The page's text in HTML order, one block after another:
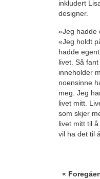
inkludert
designer.
«Jeg hadde
«Jeg holdt
hadde
livet. Så
inneholder
noensinne
meg. Jeg
livet mitt.
som skjer
livet mitt til
vil ha det til
«